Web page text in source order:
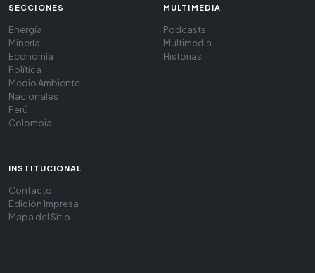
SECCIONES
Energía
Minería
Economía
Política
Medio Ambiente
Nacionales
Perú
Colombia
MULTIMEDIA
Podcasts
Multimedia
Historias
INSTITUCIONAL
Contacto
Edición Impresa
Mapa del Sitio